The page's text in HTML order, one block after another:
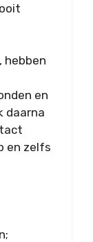
hebben
en
daarna
en zelfs